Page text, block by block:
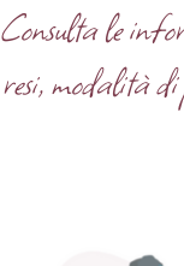
Consulta le
resi, modalità